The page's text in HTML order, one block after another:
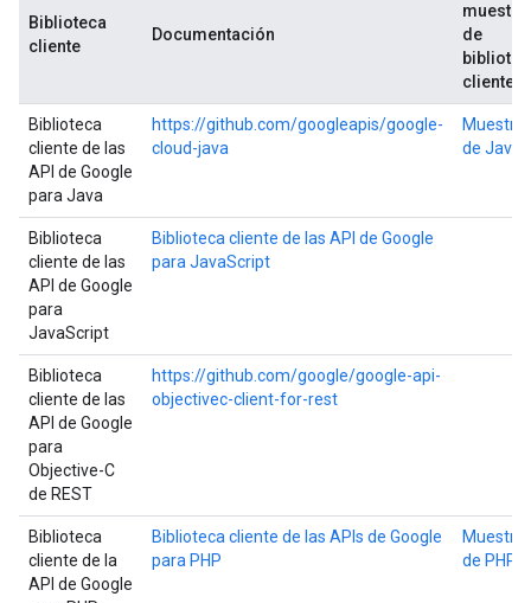
Biblioteca
cliente
Documentación
de
cliente
Biblioteca
cliente de las
API de Google
para Java
https://github.com/googleapis/google-
cloud-java
de Java
Biblioteca
cliente de las
API de Google
para
JavaScript
Biblioteca cliente de las API de Google
para JavaScript
Biblioteca
cliente de las
API de Google
para
Objective-C
de REST
https://github.com/google/google-api-
objectivec-client-for-rest
Biblioteca
cliente de la
API de Google
Biblioteca cliente de las APIs de Google
para PHP
de PHP